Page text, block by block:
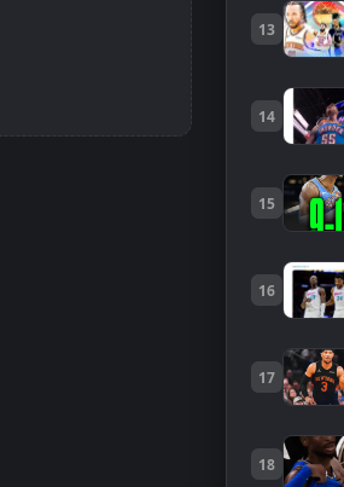
13
14
15
16
17
18